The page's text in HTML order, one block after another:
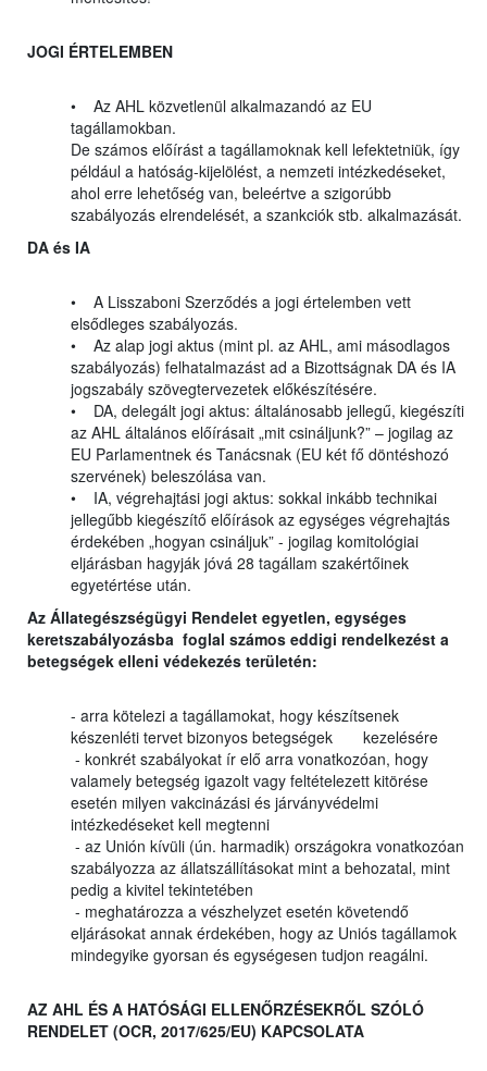
JOGI ÉRTELEMBEN
• Az AHL közvetlenül alkalmazandó az EU
tagállamokban.
De számos előírást a tagállamoknak kell lefektetniük, így
például a hatóság-kijelölést, a nemzeti intézkedéseket,
ahol erre lehetőség van, beleértve a szigorúbb
szabályozás elrendelését, a szankciók stb. alkalmazását.
DA és IA
• A Lisszaboni Szerződés a jogi értelemben vett
elsődleges szabályozás.
• Az alap jogi aktus (mint pl. az AHL, ami másodlagos
szabályozás) felhatalmazást ad a Bizottságnak DA és IA
jogszabály szövegtervezetek előkészítésére.
• DA, delegált jogi aktus: általánosabb jellegű, kiegészíti
az AHL általános előírásait „mit csináljunk?” – jogilag az
EU Parlamentnek és Tanácsnak (EU két fő döntéshozó
szervének) beleszólása van.
• IA, végrehajtási jogi aktus: sokkal inkább technikai
jellegűbb kiegészítő előírások az egységes végrehajtás
érdekében „hogyan csináljuk” - jogilag komitológiai
eljárásban hagyják jóvá 28 tagállam szakértőinek
egyetértése után.
Az Állategészségügyi Rendelet egyetlen, egységes
keretszabályozásba foglal számos eddigi rendelkezést a
betegségek elleni védekezés területén:
- arra kötelezi a tagállamokat, hogy készítsenek
készenléti tervet bizonyos betegségek kezelésére
- konkrét szabályokat ír elő arra vonatkozóan, hogy
valamely betegség igazolt vagy feltételezett kitörése
esetén milyen vakcinázási és járványvédelmi
intézkedéseket kell megtenni
- az Unión kívüli (ún. harmadik) országokra vonatkozóan
szabályozza az állatszállításokat mint a behozatal, mint
pedig a kivitel tekintetében
- meghatározza a vészhelyzet esetén követendő
eljárásokat annak érdekében, hogy az Uniós tagállamok
mindegyike gyorsan és egységesen tudjon reagálni.
AZ AHL ÉS A HATÓSÁGI ELLENŐRZÉSEKRŐL SZÓLÓ
RENDELET (OCR, 2017/625/EU) KAPCSOLATA